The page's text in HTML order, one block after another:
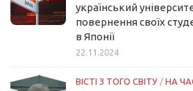
український
повернення своїх
в Японії
22.11.2024
ВІСТІ З ТОГО СВІТУ / НА